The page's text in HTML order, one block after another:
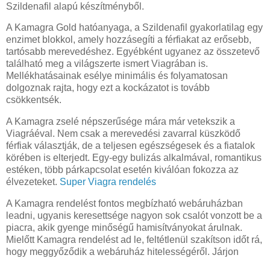
Szildenafil alapú készítményből.
A Kamagra Gold hatóanyaga, a Szildenafil gyakorlatilag egy
enzimet blokkol, amely hozzásegíti a férfiakat az erősebb,
tartósabb merevedéshez. Egyébként ugyanez az összetevő
található meg a világszerte ismert Viagrában is.
Mellékhatásainak esélye minimális és folyamatosan
dolgoznak rajta, hogy ezt a kockázatot is tovább
csökkentsék.
A Kamagra zselé népszerűsége mára már vetekszik a
Viagráéval. Nem csak a merevedési zavarral küszködő
férfiak választják, de a teljesen egészségesek és a fiatalok
körében is elterjedt. Egy-egy bulizás alkalmával, romantikus
estéken, több párkapcsolat esetén kiválóan fokozza az
élvezeteket. Super Viagra rendelés
A Kamagra rendelést fontos megbízható webáruházban
leadni, ugyanis keresettsége nagyon sok csalót vonzott be a
piacra, akik gyenge minőségű hamisítványokat árulnak.
Mielőtt Kamagra rendelést ad le, feltétlenül szakítson időt rá,
hogy meggyőződik a webáruház hitelességéről. Járjon